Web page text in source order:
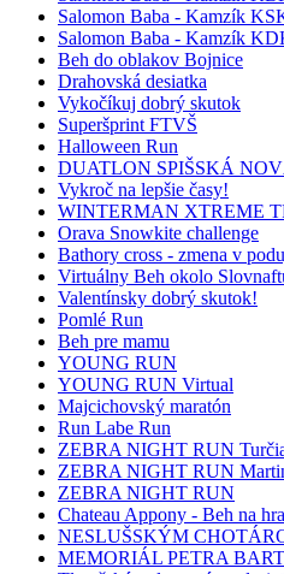
Salomon Baba - Kamzík
Salomon Baba - Kamzík
Beh do oblakov Bojnice
Drahovská desiatka
Vykočíkuj dobrý skutok
Superšprint FTVŠ
Halloween Run
DUATLON SPIŠSKÁ
Vykroč na lepšie časy!
WINTERMAN XTREME
Orava Snowkite challenge
Bathory cross - zmena v
Virtuálny Beh okolo
Valentínsky dobrý skutok!
Pomlé Run
Beh pre mamu
YOUNG RUN
YOUNG RUN Virtual
Majcichovský maratón
Run Labe Run
ZEBRA NIGHT RUN
ZEBRA NIGHT RUN
ZEBRA NIGHT RUN
Chateau Appony - Beh na
NESLUŠSKÝM
MEMORIÁL PETRA